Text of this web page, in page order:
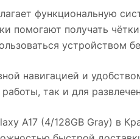
функциональную
помогают получать
устройством
навигацией и
так и для
A17 (4/128GB Gray) в